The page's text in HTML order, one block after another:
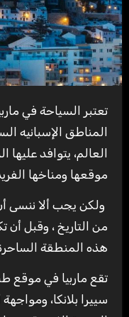
تعتبر السياحة في ماربيا متنوعة، فهي واحدة من أكثر
المناطق الإسبانيه
العالم، يتوافد عليها
موقعها ومناخها
ولكن يجب ألا ننسى
من التاريخ ، وقبل أن
هذه المنطقة
تقع ماربيا في موقع
سييرا بلانكا،